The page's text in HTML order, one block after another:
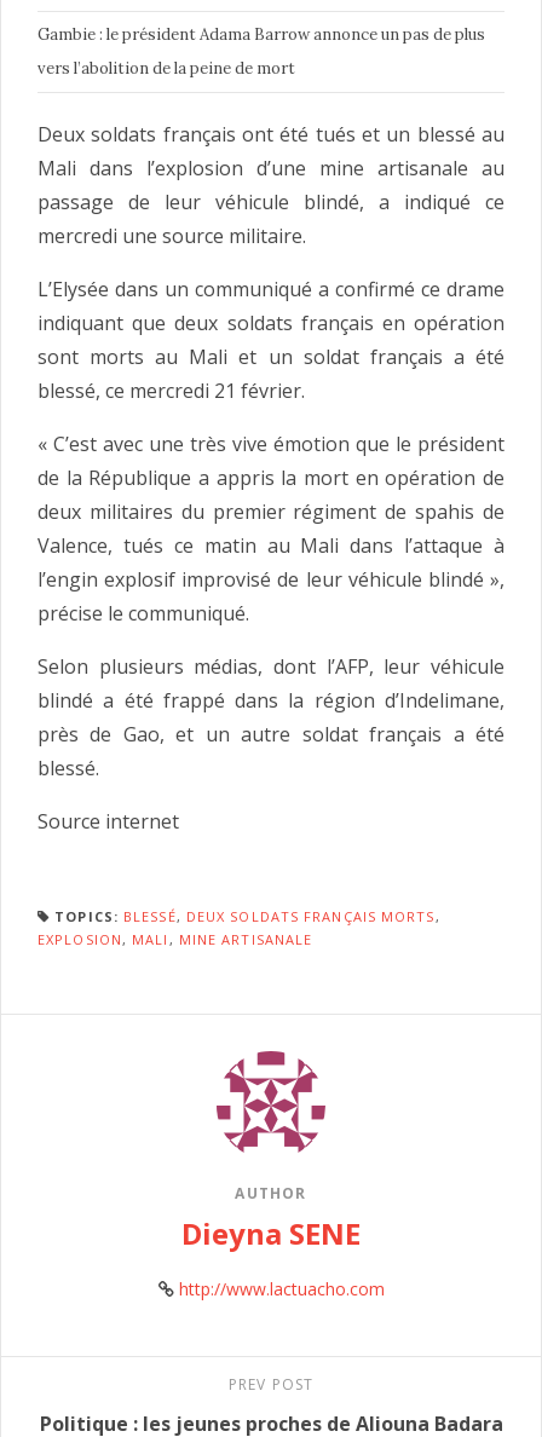
Gambie : le président Adama Barrow annonce un pas de plus
vers l’abolition de la peine de mort
Deux soldats français ont été tués et un blessé au
Mali dans l’explosion d’une mine artisanale au
passage de leur véhicule blindé, a indiqué ce
mercredi une source militaire.
L’Elysée dans un communiqué a confirmé ce drame
indiquant que deux soldats français en opération
sont morts au Mali et un soldat français a été
blessé, ce mercredi 21 février.
« C’est avec une très vive émotion que le président
de la République a appris la mort en opération de
deux militaires du premier régiment de spahis de
Valence, tués ce matin au Mali dans l’attaque à
l’engin explosif improvisé de leur véhicule blindé »,
précise le communiqué.
Selon plusieurs médias, dont l’AFP, leur véhicule
blindé a été frappé dans la région d’Indelimane,
près de Gao, et un autre soldat français a été
blessé.
Source internet
TOPICS: BLESSÉ, DEUX SOLDATS FRANÇAIS MORTS,
EXPLOSION, MALI , MINE ARTISANALE
AUTHOR
Dieyna SENE
http://www.lactuacho.com
PREV POST
Politique : les jeunes proches de Aliouna Badara